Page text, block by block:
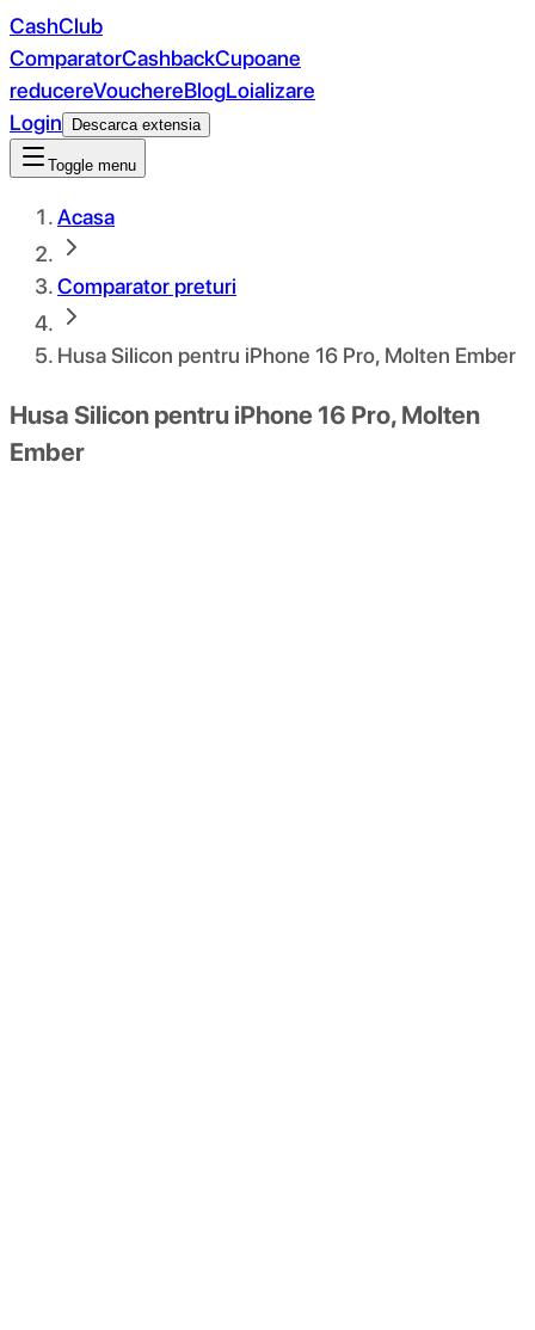
CashClub
ComparatorCashbackCupoane
reducereVouchereBlogLoializare
Login
Descarca extensia
Toggle menu
Acasa
Comparator preturi
Husa Silicon pentru iPhone 16 Pro, Molten Ember
Husa Silicon pentru iPhone 16 Pro, Molten
Ember